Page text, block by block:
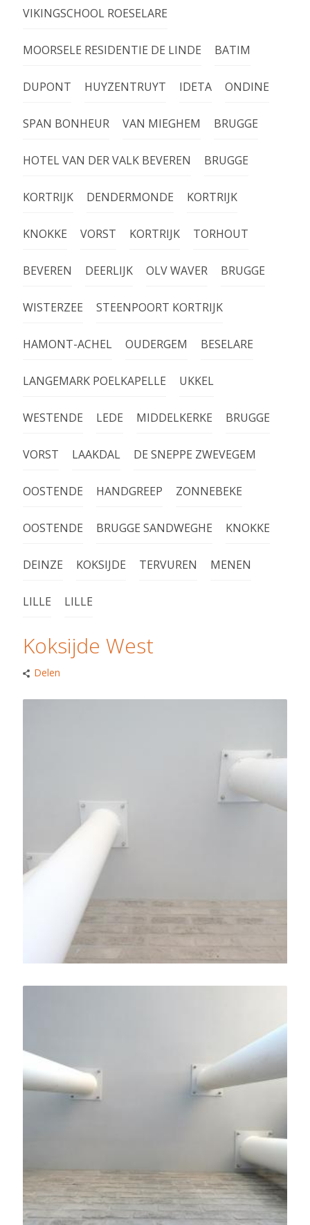
VIKINGSCHOOL ROESELARE
MOORSELE RESIDENTIE DE LINDE BATIM
DUPONT HUYZENTRUYT IDETA ONDINE
SPAN BONHEUR VAN MIEGHEM BRUGGE
HOTEL VAN DER VALK BEVEREN BRUGGE
KORTRIJK DENDERMONDE KORTRIJK
KNOKKE VORST KORTRIJK TORHOUT
BEVEREN DEERLIJK OLV WAVER BRUGGE
WISTERZEE STEENPOORT KORTRIJK
HAMONT-ACHEL OUDERGEM BESELARE
LANGEMARK POELKAPELLE UKKEL
WESTENDE LEDE MIDDELKERKE BRUGGE
VORST LAAKDAL DE SNEPPE ZWEVEGEM
OOSTENDE HANDGREEP ZONNEBEKE
OOSTENDE BRUGGE SANDWEGHE KNOKKE
DEINZE KOKSIJDE TERVUREN MENEN
LILLE LILLE
Koksijde West
Delen